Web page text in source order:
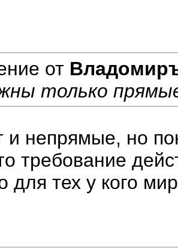
от
только
и непрямые, но
требование
для тех у кого